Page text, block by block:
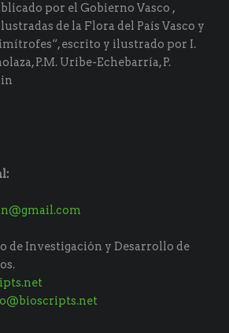
por el Gobierno Vasco ,
de la Flora del País Vasco y
escrito y ilustrado por I.
P.M. Uribe-Echebarría, P.
de Investigación y Desarrollo de